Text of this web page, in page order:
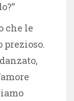
che le
prezioso.